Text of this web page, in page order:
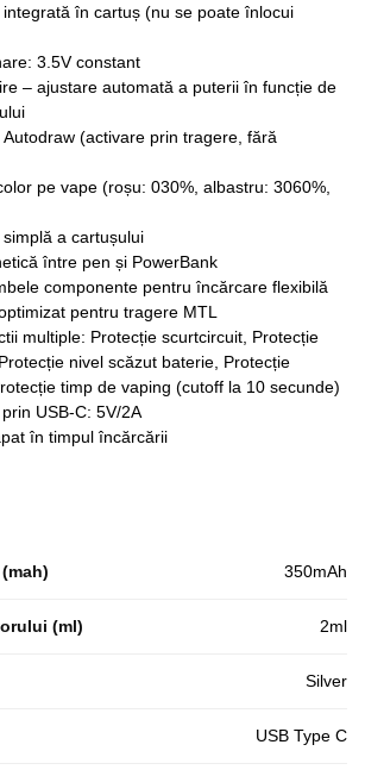
în cartuș (nu se poate înlocui
3.5V constant
– ajustare automată a puterii în funcție de
(activare prin tragere, fără
pe vape (roșu: 030%, albastru: 3060%,
a cartușului​
între pen și PowerBank​
componente pentru încărcare flexibilă​
pentru tragere MTL​
multiple: Protecție scurtcircuit, Protecție
nivel scăzut baterie, Protecție
timp de vaping (cutoff la 10 secunde)
USB-C: 5V/2A
în timpul încărcării
350mAh
(ml) 2ml
Silver
USB Type C